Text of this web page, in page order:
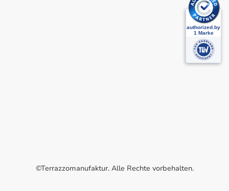
©Terrazzomanufaktur. Alle Rechte vorbehalten.